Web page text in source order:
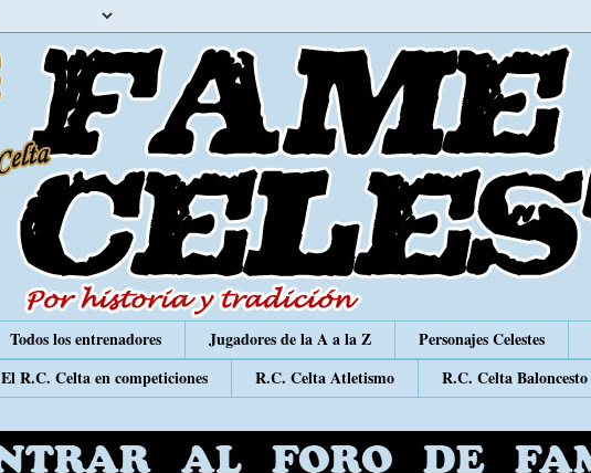
Todos los entrenadores Jugadores de la A a la Z Personajes Celestes
El R.C. Celta en competiciones R.C. Celta Atletismo R.C. Celta Baloncesto